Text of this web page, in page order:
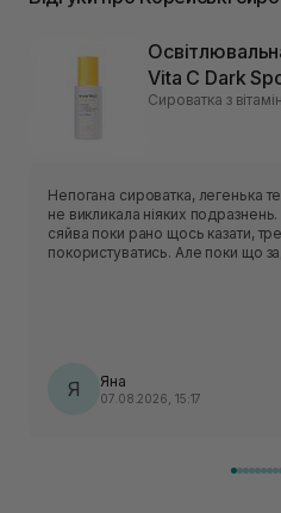
Vita C Dark
Сироватка з
Непогана сироватка, легенька
не викликала ніяких
сяйва поки рано щось казати,
покористуватись. Але поки що
Я Яна
07.08.2026, 15:17